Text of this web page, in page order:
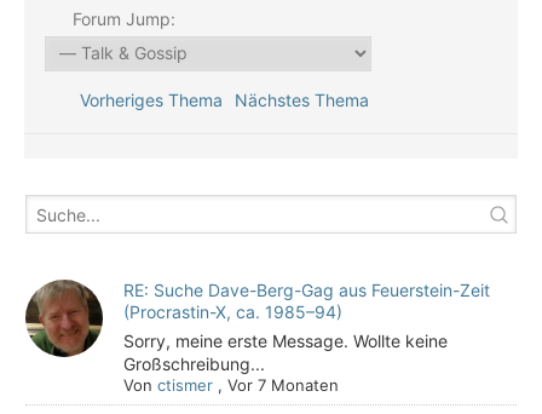
Forum Jump:
Vorheriges Thema Nächstes Thema
RE: Suche Dave-Berg-Gag aus Feuerstein-Zeit
(Procrastin-X, ca. 1985–94)
Sorry, meine erste Message. Wollte keine
Großschreibung...
Vonctismer ,Vor 7 Monaten